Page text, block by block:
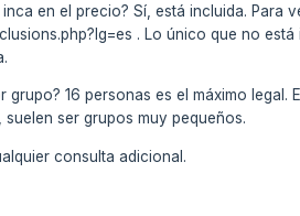
en el precio? Sí, está incluida.
. Lo único que no
16 personas es el máximo
ser grupos muy pequeños.
consulta adicional.